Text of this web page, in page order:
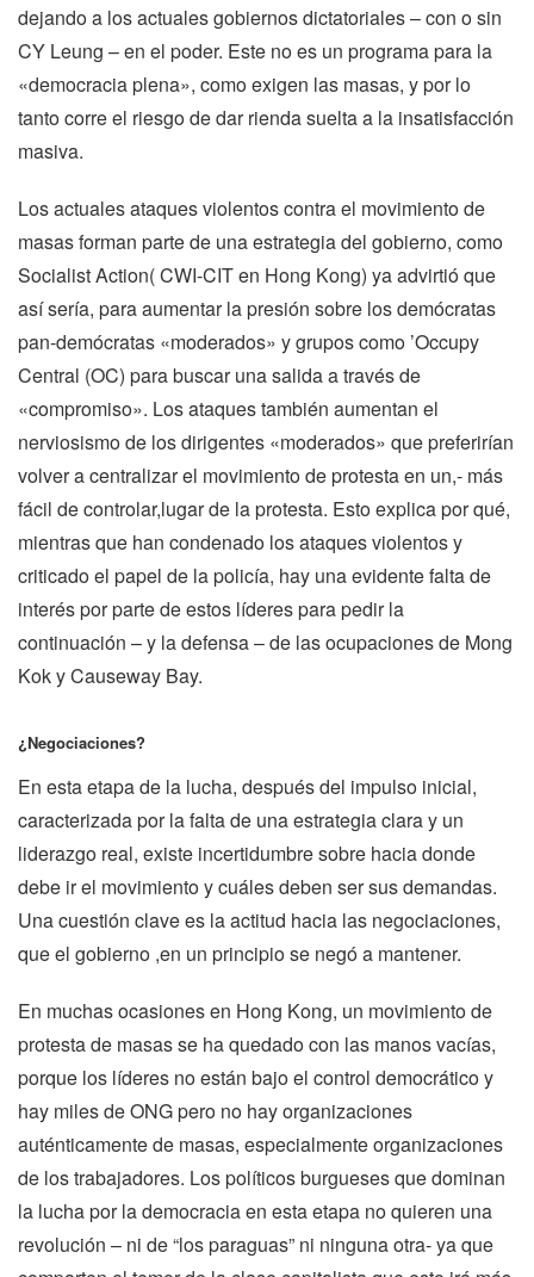
dejando a los actuales gobiernos dictatoriales – con o sin
CY Leung – en el poder. Este no es un programa para la
«democracia plena», como exigen las masas, y por lo
tanto corre el riesgo de dar rienda suelta a la insatisfacción
masiva.
Los actuales ataques violentos contra el movimiento de
masas forman parte de una estrategia del gobierno, como
Socialist Action( CWI-CIT en Hong Kong) ya advirtió que
así sería, para aumentar la presión sobre los demócratas
pan-demócratas «moderados» y grupos como ’Occupy
Central (OC) para buscar una salida a través de
«compromiso». Los ataques también aumentan el
nerviosismo de los dirigentes «moderados» que preferirían
volver a centralizar el movimiento de protesta en un,- más
fácil de controlar,lugar de la protesta. Esto explica por qué,
mientras que han condenado los ataques violentos y
criticado el papel de la policía, hay una evidente falta de
interés por parte de estos líderes para pedir la
continuación – y la defensa – de las ocupaciones de Mong
Kok y Causeway Bay.
¿Negociaciones?
En esta etapa de la lucha, después del impulso inicial,
caracterizada por la falta de una estrategia clara y un
liderazgo real, existe incertidumbre sobre hacia donde
debe ir el movimiento y cuáles deben ser sus demandas.
Una cuestión clave es la actitud hacia las negociaciones,
que el gobierno ,en un principio se negó a mantener.
En muchas ocasiones en Hong Kong, un movimiento de
protesta de masas se ha quedado con las manos vacías,
porque los líderes no están bajo el control democrático y
hay miles de ONG pero no hay organizaciones
auténticamente de masas, especialmente organizaciones
de los trabajadores. Los políticos burgueses que dominan
la lucha por la democracia en esta etapa no quieren una
revolución – ni de “los paraguas” ni ninguna otra- ya que